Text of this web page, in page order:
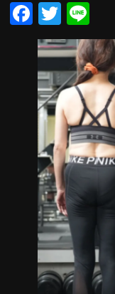
Facebook
Twitter